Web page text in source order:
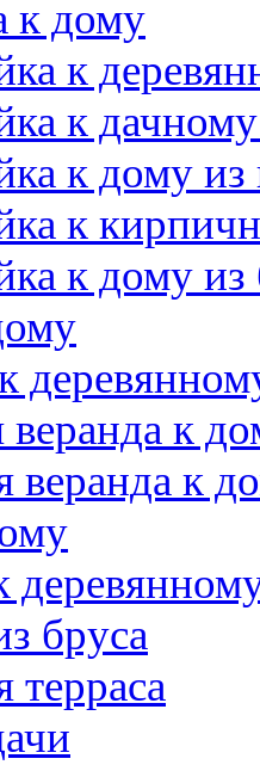
дома
фундамент
ТИСЭ
винтовых
к дому
к
к
к дому из
к